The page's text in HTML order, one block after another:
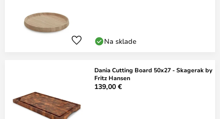
Na sklade
Dania Cutting Board 50x27 - Skagerak by
Fritz Hansen
139,00 €